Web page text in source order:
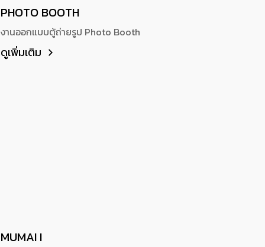
PHOTO BOOTH
งานออกแบบตู้ถ่ายรูป Photo Booth
ดูเพิ่มเติม
MUMAI I